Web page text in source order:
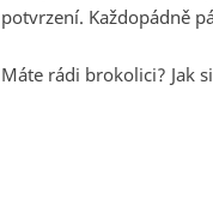
potvrzení. Každopádně
Máte rádi brokolici? Jak